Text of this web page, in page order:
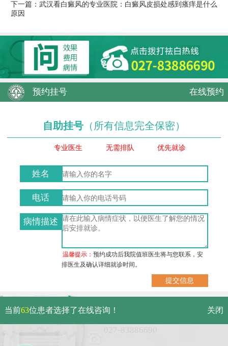
下一篇： 武汉看白癜风的专业医院：白癜风皮损处感到瘙痒是什么
原因
预约挂号 在线预约
自助挂号 （所有信息完全保密）
专业医生 无需排队 优先就诊
姓名
电话
病情描述
温馨提示：预约成功后我院值班医生将与您联系，安
排医生及确认详细就诊时间。
武汉市硚口区解放大道479号
免费电话：
当前63位患者选择了在线咨询！ 关闭